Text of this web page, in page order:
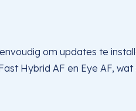
om updates te
Hybrid AF en Eye AF,